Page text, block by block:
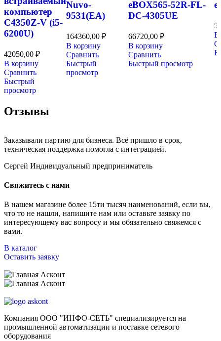
компьютер
C4350Z-V (i5-
6200U)
42050,00 ₽
В корзину
Сравнить
Быстрый
просмотр
Nuvo-
9531(EA)
164360,00 ₽
В корзину
Сравнить
Быстрый
просмотр
eBOX565-52R-FL-
DC-4305UE
66720,00 ₽
В корзину
Сравнить
Быстрый просмотр
В
Отзывы
Заказывали партию для бизнеса. Всё пришло в срок,
техническая поддержка помогла с интеграцией.
Сергей Индивидуальный предприниматель
Свяжитесь с нами
В нашем магазине более 15ти тысяч наименований, если вы,
что то не нашли, напишите нам или оставьте заявку по
интересующему вас вопросу и мы обязательно свяжемся с
вами.
В каталог
Оставить заявку
Компания ООО "ИНФО-СЕТЬ" специализируется на
промышленной автоматизации и поставке сетевого
оборудования